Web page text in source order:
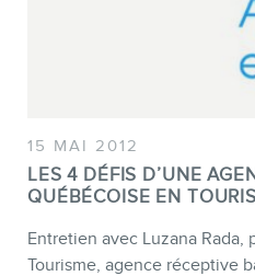
15 MAI 2012
LES 4 DÉFIS D’UNE
QUÉBÉCOISE EN
Entretien avec Luzana Rada,
Tourisme, agence réceptive